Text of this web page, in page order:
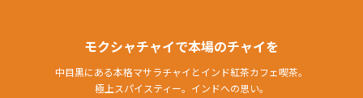
モクシャチャイで本場のチャイを
中目黒にある本格マサラチャイとインド紅茶カフェ喫茶。
極上スパイスティー。インドへの思い。